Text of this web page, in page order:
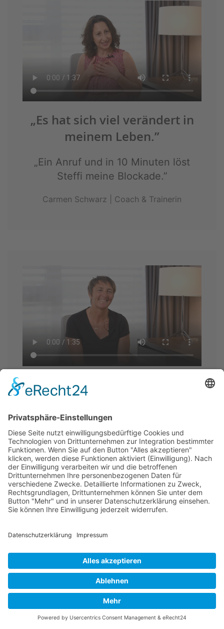
„Es hat sich viel verändert in
meinem Leben.”
„Ein Anruf und in 10 Minuten löst
Steffi meine Blockade.”
Carmen Schwarz | Coach & Trainerin
„Mein Leben fühlt sich heute
freier an.”
„Hier bin ich in einer Gemeinschaft,
von der ich mich getragen fühle”
Astrid Berz | Schmuckdesignerin & ehemalige
Kitesurf-Weltmeisterin